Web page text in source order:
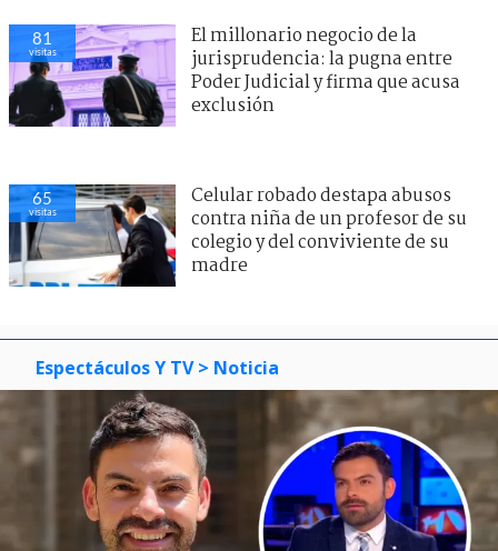
81
visitas
El millonario negocio de la
jurisprudencia: la pugna entre
Poder Judicial y firma que acusa
exclusión
65
visitas
Celular robado destapa abusos
contra niña de un profesor de su
colegio y del conviviente de su
madre
Espectáculos Y TV > Noticia